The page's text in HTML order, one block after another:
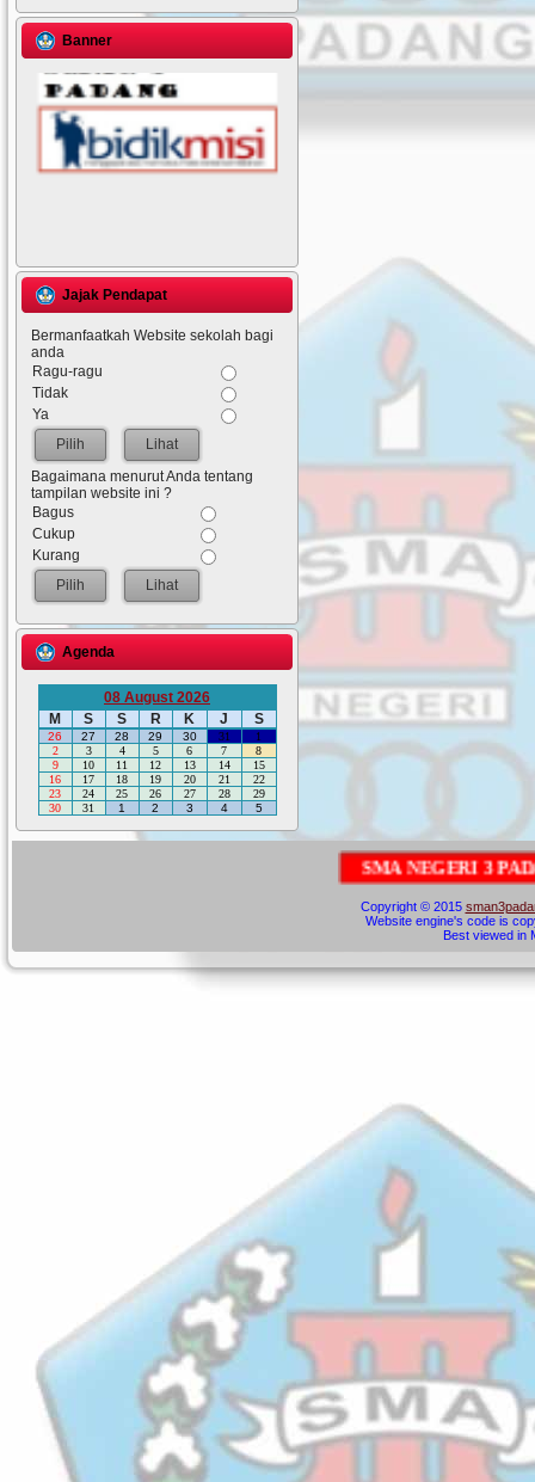
Banner
Jajak Pendapat
Bermanfaatkah Website sekolah bagi
anda
Ragu-ragu
Tidak
Ya
Lihat
Bagaimana menurut Anda tentang
tampilan website ini ?
Bagus
Cukup
Kurang
Lihat
Agenda
08 August 2026
M
S S R K J S
26 27 28 29 30 31
1
2
3 4 5 6 7
8
9
10 11 12 13 14
15
16
17 18 19 20 21
22
23
24 25 26 27 28
29
30
31 1 2 3 4 5
NEGERI 3 PADANG |
Copyright © 2015
Website engine's code is
Best viewed in